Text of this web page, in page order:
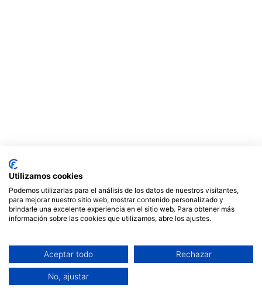
Cookies Para que este sitio funcione adecuadamente, a veces
instalamos en los dispositivos de los usuarios pequeños
ficheros de datos, conocidos como cookies. La mayoría de los
grandes sitios web también lo hacen.
Cambiar ajustes
Utilizamos cookies
Podemos utilizarlas para el análisis de los datos de nuestros visitantes,
para mejorar nuestro sitio web, mostrar contenido personalizado y
brindarle una excelente experiencia en el sitio web. Para obtener más
información sobre las cookies que utilizamos, abre los ajustes.
Aceptar todo Rechazar
No, ajustar